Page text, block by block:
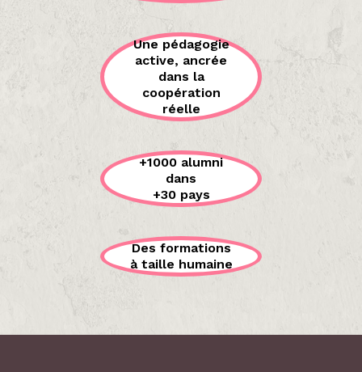
Une pédagogie
active, ancrée
dans la
coopération
réelle
+1000 alumni
dans
+30 pays
Des formations
à taille humaine